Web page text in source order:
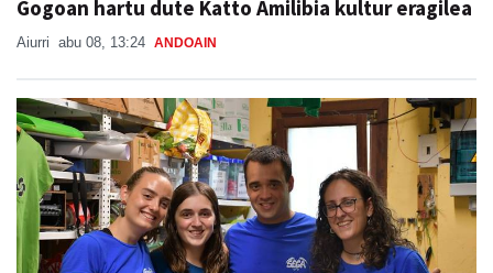
Gogoan hartu dute Katto Amilibia kultur eragilea
Aiurri abu 08, 13:24 ANDOAIN